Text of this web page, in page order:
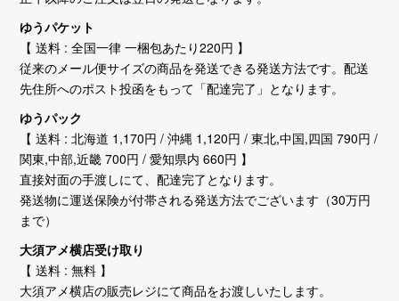
ゆうパケット
【 送料 : 全国一律 一梱包あたり220円 】
従来のメール便サイズの商品を発送できる発送方法です。配送
先住所へのポスト投函をもって「配達完了」となります。
ゆうパック
【 送料 : 北海道 1,170円 / 沖縄 1,120円 / 東北,中国,四国 790円 /
関東,中部,近畿 700円 / 愛知県内 660円 】
直接対面の手渡しにて、配達完了となります。
発送物に運送保険が付帯される発送方法でございます（30万円
まで）
大須アメ横店受け取り
【 送料 : 無料 】
大須アメ横店の販売レジにて商品をお渡しいたします。